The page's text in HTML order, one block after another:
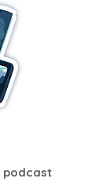
podcast